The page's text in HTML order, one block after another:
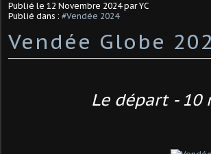
Publié le 12 Novembre 2024par YC
Publié dans : #Vendée 2024
Vendée Globe
Le départ - 10